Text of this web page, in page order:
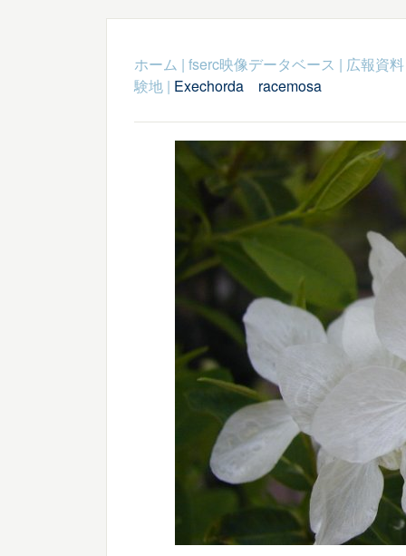
ホーム | fserc映像データベース | 広報資料
験地| Exechorda racemosa